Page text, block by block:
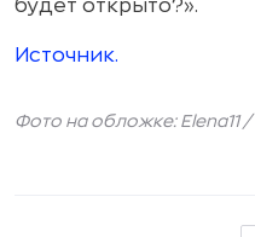
будет открыто?».
Источник.
Фото на обложке: Elena11 /